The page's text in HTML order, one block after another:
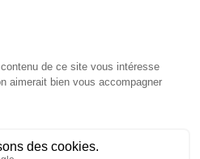
legali